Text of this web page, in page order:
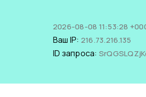
2026-08-08 11:53:28
Ваш IP: 216.73.216.135
ID запроса: